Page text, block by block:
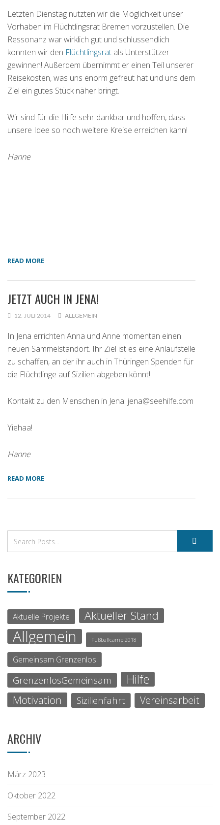
Letzten Dienstag nutzten wir die Möglichkeit unser
Vorhaben im Flüchtlingsrat Bremen vorzustellen. Die
Ressonanz war wirklich gut und schlussendlich
konnten wir den Flüchtlingsrat als Unterstützer
gewinnen! Außerdem übernimmt er einen Teil unserer
Reisekosten, was uns enorm gefreut hat und uns dem
Ziel ein gutes Stück näher bringt.
Wir sind für die Hilfe sehr dankbar und hoffen, dass
unsere Idee so noch weitere Kreise erreichen kann!
Hanne
READ MORE
JETZT AUCH IN JENA!
12. JULI 2014 ALLGEMEIN
In Jena errichten Anna und Anne momentan einen
neuen Sammelstandort. Ihr Ziel ist es eine Anlaufstelle
zu schaffen, an der ihr auch in Thüringen Spenden für
die Flüchtlinge auf Sizilien abgeben könnt!
Kontakt zu den Menschen in Jena: jena@seehilfe.com
Yiehaa!
Hanne
READ MORE
KATEGORIEN
Aktuelle Projekte Aktueller Stand
Allgemein Fußballcamp 2018
Gemeinsam Grenzenlos
GrenzenlosGemeinsam Hilfe
Motivation Sizilienfahrt Vereinsarbeit
ARCHIV
März 2023
Oktober 2022
September 2022